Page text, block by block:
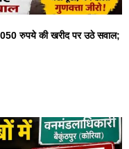
रुपये की खरीद पर उठे सवाल;